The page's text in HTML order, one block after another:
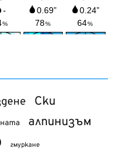
Ски
алпинизъм
гмуркане